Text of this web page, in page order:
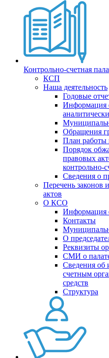
Контрольно-счетная
КСП
Наша деятельность
Годовые
Информация
Обращения
План работы
Порядок
правовых
контрольно-
Сведения о
Перечень
актов
О КСО
Информация
Контакты
О
Реквизиты
СМИ о
Сведения об
счетным
средств
Структура